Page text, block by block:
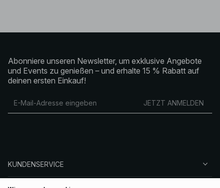
Abonniere unseren Newsletter, um exklusive Angebote
und Events zu genießen – und erhalte 15 % Rabatt auf
deinen ersten Einkauf!
JETZT ANMELDEN
KUNDENSERVICE